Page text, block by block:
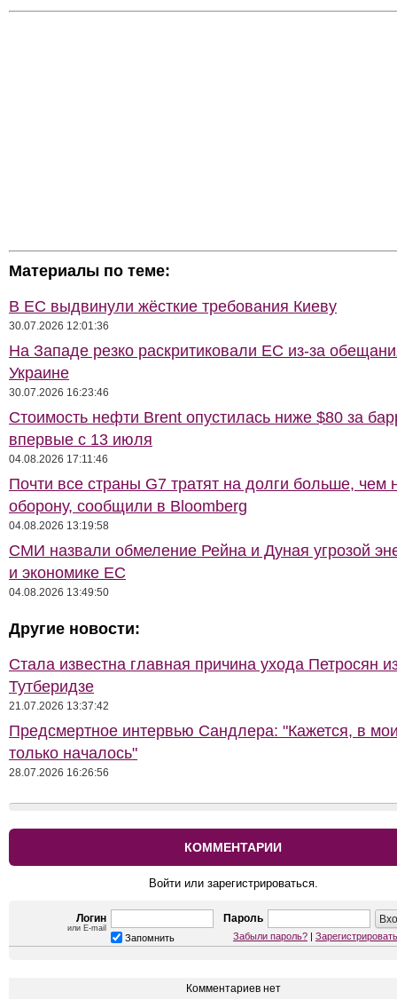
Материалы по теме:
В ЕС выдвинули жёсткие требования Киеву
30.07.2026 12:01:36
На Западе резко раскритиковали ЕС из-за
Украине
30.07.2026 16:23:46
Стоимость нефти Brent опустилась ниже $80 за
впервые с 13 июля
04.08.2026 17:11:46
Почти все страны G7 тратят на долги больше, чем
оборону, сообщили в Bloomberg
04.08.2026 13:19:58
СМИ назвали обмеление Рейна и Дуная угрозой
и экономике ЕС
04.08.2026 13:49:50
Другие новости:
Стала известна главная причина ухода Петросян
Тутберидзе
21.07.2026 13:37:42
Предсмертное интервью Сандлера: "Кажется, в
только началось"
28.07.2026 16:26:56
КОММЕНТАРИИ
Войти или зарегистрироваться.
Логин
или E-mail
Пароль
Запомнить Забыли пароль? |
Комментариев нет